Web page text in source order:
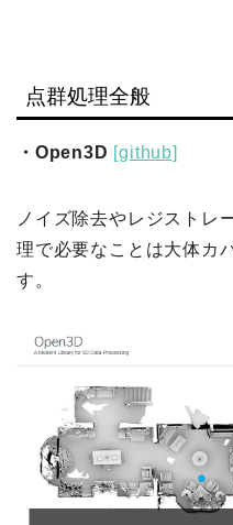
点群処理全般
・Open3D [github]
ノイズ除去やレジストレ
理で必要なことは大体カ
す。